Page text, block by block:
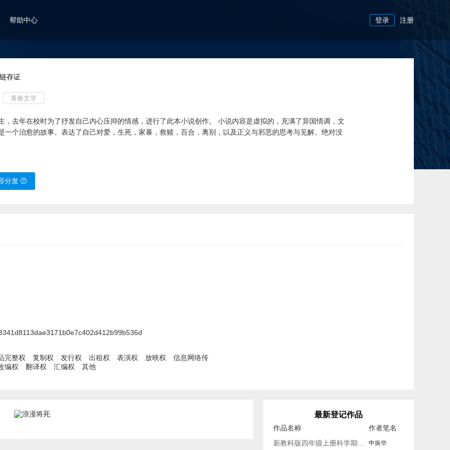
帮助中心 登录 注册
存证
青春文学
，去年在校时为了抒发自己内心压抑的情感，进行了此本小说创作。 小说内容是虚拟的，充满了异国情调，文
一个治愈的故事。表达了自己对爱，生死，家暴，救赎，百合，离别，以及正义与邪恶的思考与见解。绝对没
许院长十年前来到一家孤儿院，菲妃是警局的一名警长，两人因为一桩案件而有了多年的交集，但是却并不熟
，曾经不为人知的经历现在作为回忆，依旧让他们在深夜痛苦。 一次次的离别，让他们痛苦。 最后因为案件的
分发
完整权 复制权 发行权 出租权 表演权 放映权
信息网络传
编权
翻译权 汇编权 其他
最新登记作品
作品名称
作者笔名
申振华